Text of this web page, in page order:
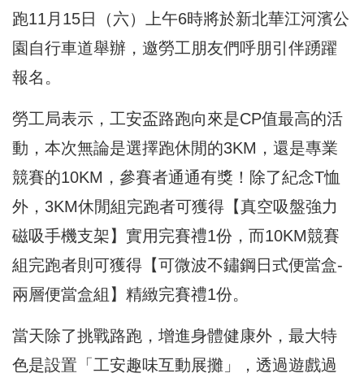
跑11月15日（六）上午6時將於新北華江河濱公
園自行車道舉辦，邀勞工朋友們呼朋引伴踴躍
報名。
勞工局表示，工安盃路跑向來是CP值最高的活
動，本次無論是選擇跑休閒的3KM，還是專業
競賽的10KM，參賽者通通有獎！除了紀念T恤
外，3KM休閒組完跑者可獲得【真空吸盤強力
磁吸手機支架】實用完賽禮1份，而10KM競賽
組完跑者則可獲得【可微波不鏽鋼日式便當盒-
兩層便當盒組】精緻完賽禮1份。
當天除了挑戰路跑，增進身體健康外，最大特
色是設置「工安趣味互動展攤」，透過遊戲過